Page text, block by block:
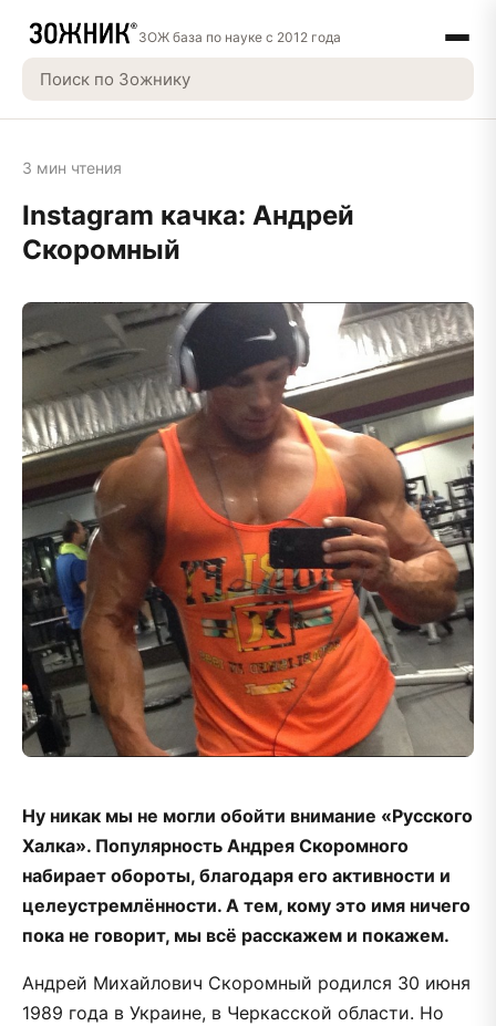
ЗОЖ база по науке с 2012 года
3 мин чтения
Instagram качка: Андрей
Скоромный
Ну никак мы не могли обойти внимание «Русского
Халка». Популярность Андрея Скоромного
набирает обороты, благодаря его активности и
целеустремлённости. А тем, кому это имя ничего
пока не говорит, мы всё расскажем и покажем.
Андрей Михайлович Скоромный родился 30 июня
1989 года в Украине, в Черкасской области. Но